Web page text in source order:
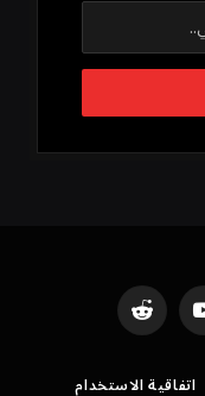
يوتيوب رديت
اتفاقية الاستخدام